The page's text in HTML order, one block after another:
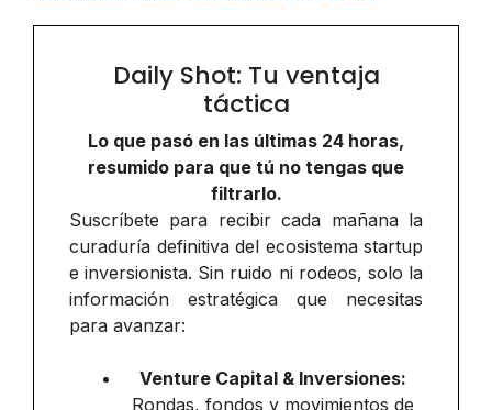
Daily Shot: Tu ventaja
táctica
Lo que pasó en las últimas 24 horas,
resumido para que tú no tengas que
filtrarlo.
Suscríbete para recibir cada mañana la
curaduría definitiva del ecosistema startup
e inversionista. Sin ruido ni rodeos, solo la
información estratégica que necesitas
para avanzar:
Venture Capital & Inversiones:
Rondas, fondos y movimientos de